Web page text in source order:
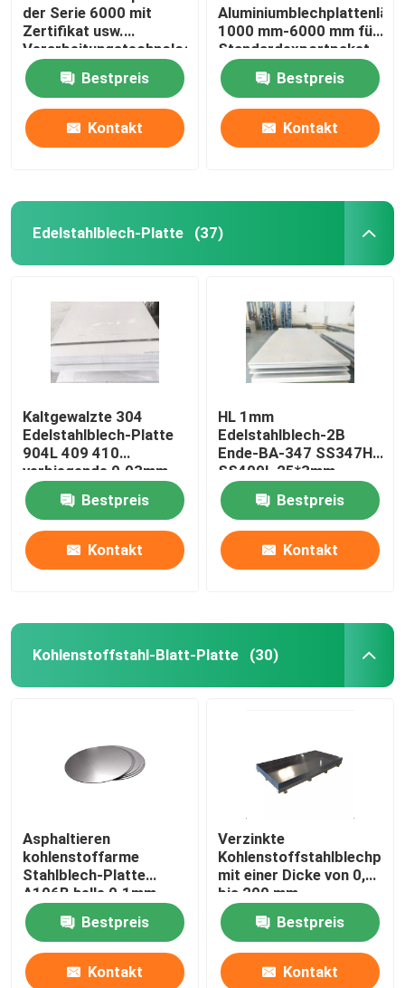
Messing- und kupferne Stange
der Serie 6000 mit
Zertifikat usw.
Verarbeitungstechnologie
Bestpreis
Kontakt
1000 mm-6000 mm für
Standardexportpaket
oder
Kundenanforderung
Bestpreis
Kontakt
Edelstahlblech-Platte (37)
Kaltgewalzte 304
Edelstahlblech-Platte
904L 409 410
verbiegende 0.03mm
Bestpreis
Kontakt
HL 1mm
Edelstahlblech-2B
Ende-BA-347 SS347H
SS409L 25*3mm
Bestpreis
Kontakt
Kohlenstoffstahl-Blatt-Platte (30)
Asphaltieren
kohlenstoffarme
Stahlblech-Platte
A106B helle 0.1mm
13mm Stärke
Bestpreis
Kontakt
Verzinkte
mit einer Dicke von 0,5
bis 200 mm
Bestpreis
Kontakt